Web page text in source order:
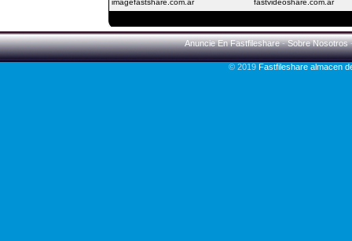
Anuncie En Fastfileshare-Sobre Nosotros
© 2019Fastfileshare almacen